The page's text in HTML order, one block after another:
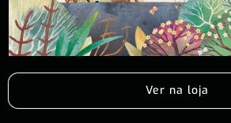
Ver na loja